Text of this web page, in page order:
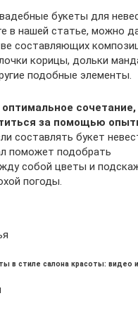
букеты для
в нашей статье, можно
составляющих
корицы, дольки
подобные элементы.
сочетание,
за помощью
составлять букет
поможет подобрать
собой цветы и
погоды.
в стиле салона красоты: видео